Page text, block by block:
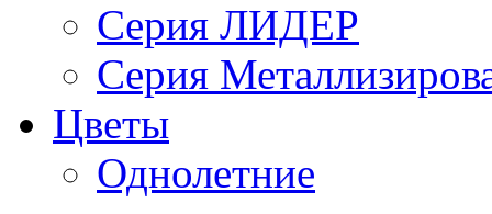
Серия ЛИДЕР
Серия
Цветы
Однолетние